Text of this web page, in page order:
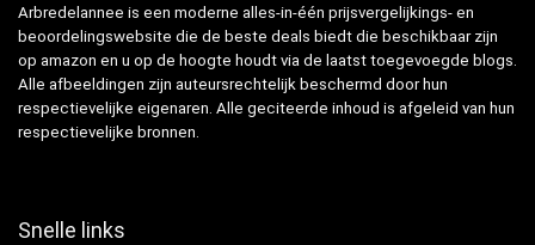
Arbredelannee is een moderne alles-in-één prijsvergelijkings- en
beoordelingswebsite die de beste deals biedt die beschikbaar zijn
op amazon en u op de hoogte houdt via de laatst toegevoegde blogs.
Alle afbeeldingen zijn auteursrechtelijk beschermd door hun
respectievelijke eigenaren. Alle geciteerde inhoud is afgeleid van hun
respectievelijke bronnen.
Snelle links